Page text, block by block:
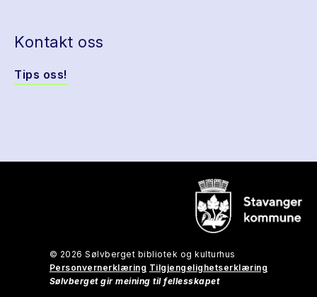
Kontakt oss
Tips oss!
© 2026 Sølvberget bibliotek og kulturhus
Personvernerklæring Tilgjengelighetserklæring
Sølvberget gir meining til fellesskapet